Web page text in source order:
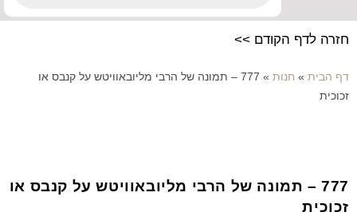
חזרה לדף הקודם >>
דף הבית » חנות »
777 – תמונה של הרבי מליובאוויטש על קנבס או
זכוכית
777 – תמונה של הרבי מליובאוויטש על קנבס או
זכוכית